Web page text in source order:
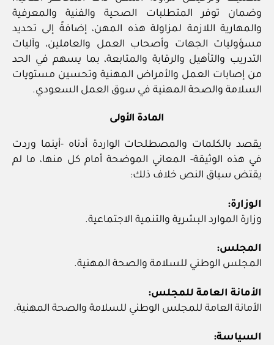
وضمان توفر المتطلبات الصحية والفنية والمعرفية
والمهارية اللازمة لمزاولة هذه المهن، إضافةً إلى تحديد
مسؤوليات الجهات وأصحاب العمل والعاملين، وآليات
التدريب والتأهيل والرقابة والمتابعة، بما يسهم في الحد
من إصابات العمل والأمراض المهنية وتحسين مستويات
السلامة والصحة المهنية في سوق العمل السعودي.
المادة الأولى
يقصد بالكلمات والمصطلحات الواردة أدناه -أينما وردت
في هذه الوثيقة- المعاني الموضحة أمام كل منها، ما لم
يقتض سياق النص خلاف ذلك:
الوزارة:
وزارة الموارد البشرية والتنمية الاجتماعية.
المجلس:
المجلس الوطني للسلامة والصحة المهنية.
الأمانة العامة للمجلس:
الأمانة العامة للمجلس الوطني للسلامة والصحة المهنية.
السياسة: